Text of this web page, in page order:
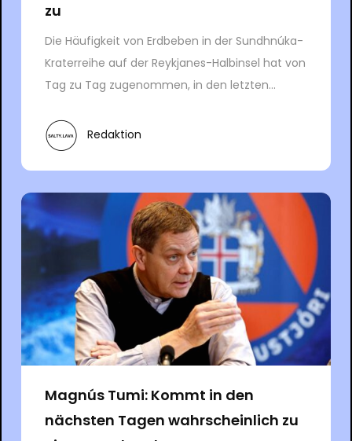
zu
Die Häufigkeit von Erdbeben in der Sundhnúka-
Kraterreihe auf der Reykjanes-Halbinsel hat von
Tag zu Tag zugenommen, in den letzten...
Redaktion
Magnús Tumi: Kommt in den
nächsten Tagen wahrscheinlich zu